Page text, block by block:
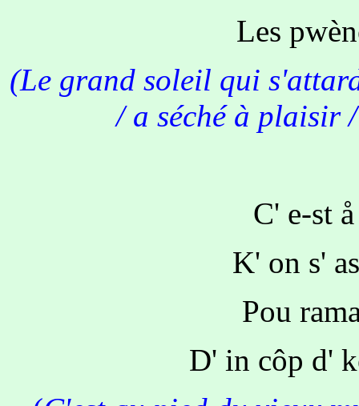
Les
(Le grand soleil qui
/ a séché à plaisir
C' e-st
K' on s'
Pou
D' in côp d'